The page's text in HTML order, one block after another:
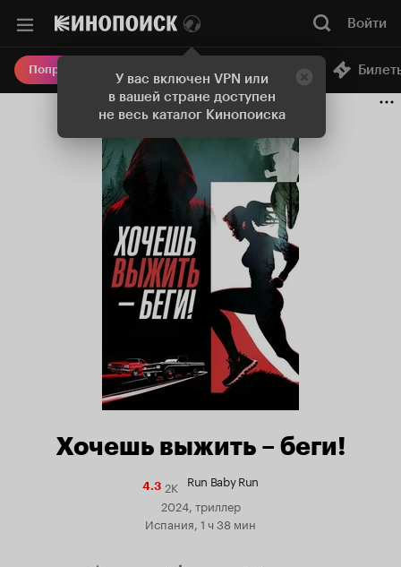
У вас включен VPN или
в вашей стране доступен
не весь каталог Кинопоиска
Войти
Попробовать Плюс Онлайн-кинотеатр
Хочешь выжить – беги!
4.3Рейтинг
Кинопоиска
2K Run Baby Run
2024, триллер
Испания, 1 ч 38 мин